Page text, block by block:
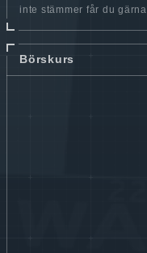
inte stämmer får du gärna
Börskurs